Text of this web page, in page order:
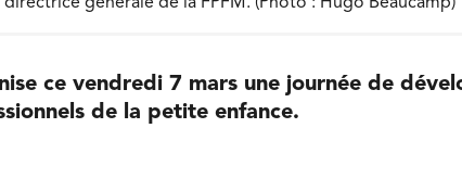
ce vendredi 7 mars une journée de
de la petite enfance.